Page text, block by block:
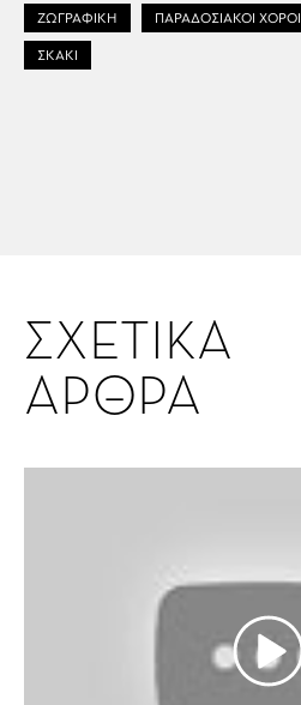
ΖΩΓΡΑΦΙΚΗ ΠΑΡΑΔΟΣΙΑΚΟΙ ΧΟΡΟΙ
ΣΚΑΚΙ
ΣΧΕΤΙΚΑ
ΑΡΘΡΑ